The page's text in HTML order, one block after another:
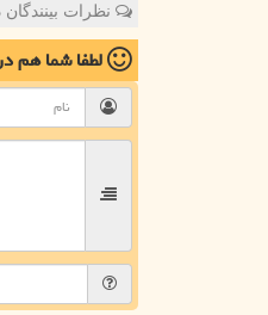
نظرات
لطفا شما هم